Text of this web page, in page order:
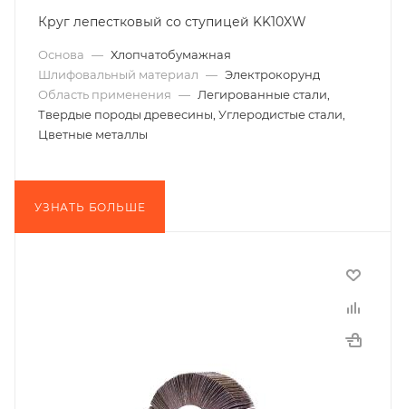
Круг лепестковый со ступицей KK10XW
Основа — Хлопчатобумажная
Шлифовальный материал — Электрокорунд
Область применения — Легированные стали,
Твердые породы древесины, Углеродистые стали,
Цветные металлы
УЗНАТЬ БОЛЬШЕ